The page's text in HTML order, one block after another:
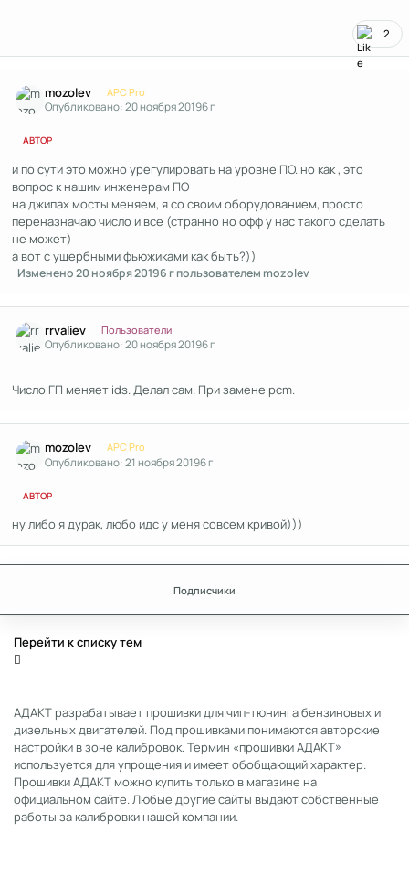
2
mozolev APC Pro
Опубликовано:20 ноября 20196 г
АВТОР
и по сути это можно урегулировать на уровне ПО. но как , это
вопрос к нашим инженерам ПО
на джипах мосты меняем, я со своим оборудованием, просто
переназначаю число и все (странно но офф у нас такого сделать
не может)
а вот с ущербными фьюжиками как быть?))
Изменено20 ноября 20196 гпользователем mozolev
rrvaliev Пользователи
Опубликовано:20 ноября 20196 г
Число ГП меняет ids. Делал сам. При замене pcm.
mozolev APC Pro
Опубликовано:21 ноября 20196 г
АВТОР
ну либо я дурак, любо идс у меня совсем кривой)))
Подписчики
Перейти к списку тем
АДАКТ разрабатывает прошивки для чип-тюнинга бензиновых и
дизельных двигателей. Под прошивками понимаются авторские
настройки в зоне калибровок. Термин «прошивки АДАКТ»
используется для упрощения и имеет обобщающий характер.
Прошивки АДАКТ можно купить только в магазине на
официальном сайте. Любые другие сайты выдают собственные
работы за калибровки нашей компании.